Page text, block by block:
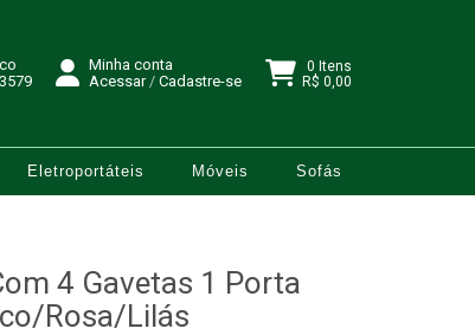
Minha conta
Acessar/ Cadastre-se
0 Itens
R$ 0,00
Eletroportáteis Móveis Sofás
4 Gavetas 1 Porta
Rosa/Lilás